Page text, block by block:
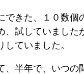
できた、１０数
、試していました
ていました。
、半年で、いつの